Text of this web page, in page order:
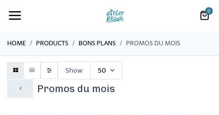
0
HOME PRODUCTS BONS PLANS PROMOS DU MOIS
Promos du mois
Show 50